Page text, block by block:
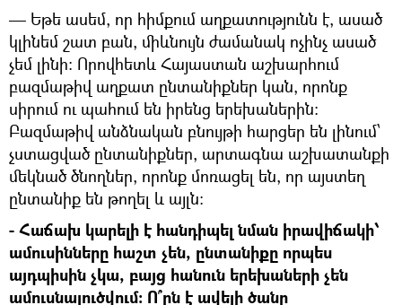
— Եթե ասեմ, որ հիմքում աղքատությունն է, ասած
կլինեմ շատ բան, միևնույն ժամանակ ոչինչ ասած
չեմ լինի: Որովհետև Հայաստան աշխարհում
բազմաթիվ աղքատ ընտանիքներ կան, որոնք
սիրում ու պահում են իրենց երեխաներին:
Բազմաթիվ անձնական բնույթի հարցեր են լինում՝
չստացված ընտանիքներ, արտագնա աշխատանքի
մեկնած ծնողներ, որոնք մոռացել են, որ այստեղ
ընտանիք են թողել և այլն:
- Հաճախ կարելի է հանդիպել նման իրավիճակի՝
ամուսինները հաշտ չեն, ընտանիքը որպես
այդպիսին չկա, բայց հանուն երեխաների չեն
ամուսնալուծվում: Ո՞րն է ավելի ծանր